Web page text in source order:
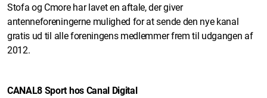
Stofa og Cmore har lavet en aftale, der giver
antenneforeningerne mulighed for at sende den nye kanal
gratis ud til alle foreningens medlemmer frem til udgangen af
2012.
CANAL8 Sport hos Canal Digital